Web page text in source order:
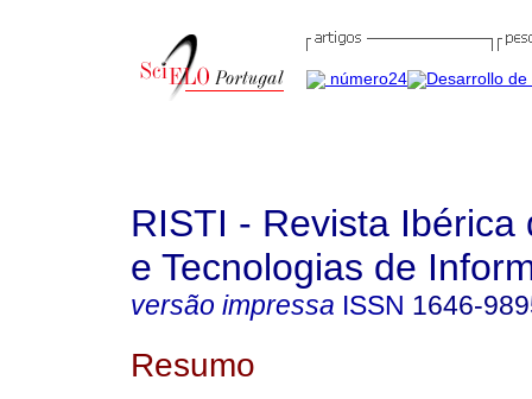
RISTI - Revista Ibérica
e Tecnologias de
versão impressa ISSN 1646-
Resumo